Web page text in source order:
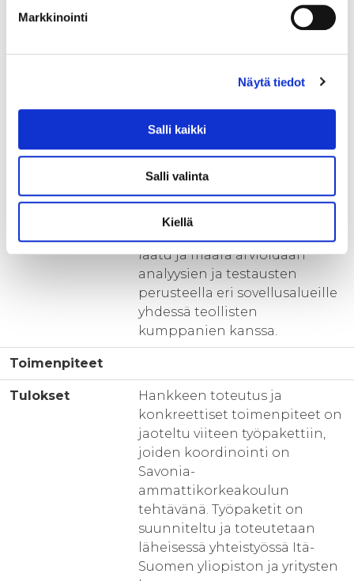
Markkinointi
Näytä tiedot
Salli kaikki
Salli valinta
Kiellä
Teknologia asennetaan
merikonttiin, jotta laitteisto
ja käyttäjäystävällinen.
Koeajot puupohjaisilla
uuden pyrolyysiratkaisun
toimivuudesta ja tuotteiden
laadusta ja konseptin
skaalautuvuudesta.
laatu ja määrä arvioidaan
analyysien ja testausten
perusteella eri sovellusalueille
yhdessä teollisten
kumppanien kanssa.
Toimenpiteet
Tulokset
Hankkeen toteutus ja
konkreettiset toimenpiteet on
jaoteltu viiteen työpakettiin,
joiden koordinointi on
Savonia-
ammattikorkeakoulun
tehtävänä. Työpaketit on
suunniteltu ja toteutetaan
läheisessä yhteistyössä Itä-
Suomen yliopiston ja yritysten